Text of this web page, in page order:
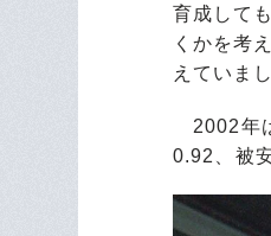
育成して
くかを考
えていま
2002年
0.92、被